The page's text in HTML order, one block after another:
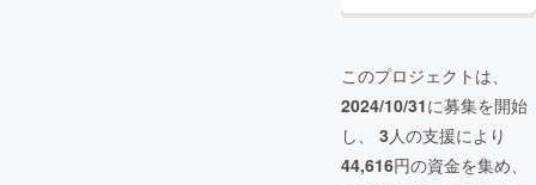
このプロジェクトは、
2024/10/31に募集を開始
し、 3人の支援により
44,616円の資金を集め、